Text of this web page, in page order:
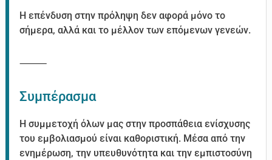
Η επένδυση στην πρόληψη δεν αφορά μόνο το
σήμερα, αλλά και το μέλλον των επόμενων γενεών.
⸻
Συμπέρασμα
Η συμμετοχή όλων μας στην προσπάθεια ενίσχυσης
του εμβολιασμού είναι καθοριστική. Μέσα από την
ενημέρωση, την υπευθυνότητα και την εμπιστοσύνη